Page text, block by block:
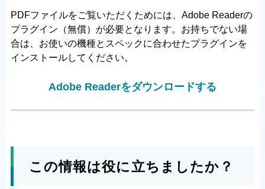
PDFファイルをご覧いただくためには、Adobe Readerの
プラグイン（無償）が必要となります。お持ちでない場
合は、お使いの機種とスペックに合わせたプラグインを
インストールしてください。
Adobe Readerをダウンロードする
この情報は役に立ちましたか？